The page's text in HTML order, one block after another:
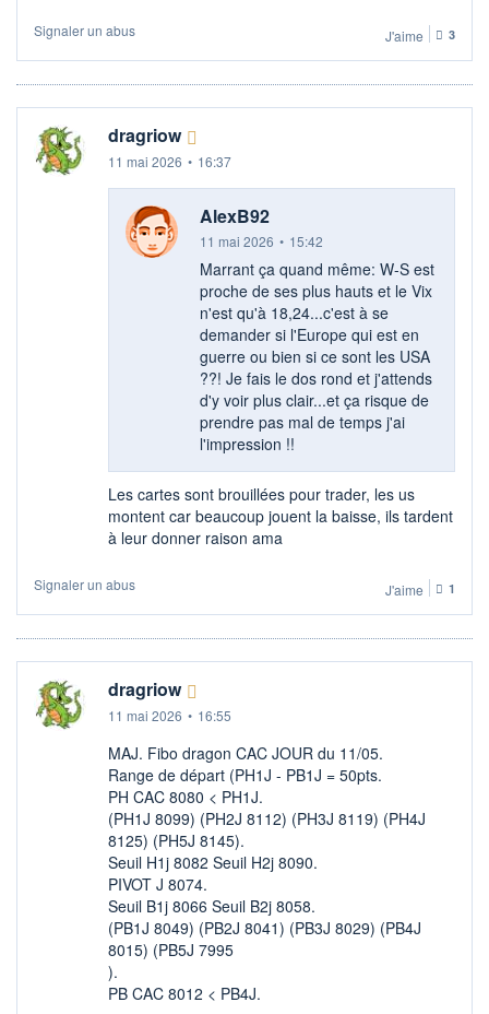
Signaler un abus J'aime 3
dragriow
11 mai 2026 • 16:37
AlexB92
11 mai 2026 • 15:42
Marrant ça quand même: W-S est
proche de ses plus hauts et le Vix
n'est qu'à 18,24...c'est à se
demander si l'Europe qui est en
guerre ou bien si ce sont les USA
??! Je fais le dos rond et j'attends
d'y voir plus clair...et ça risque de
prendre pas mal de temps j'ai
l'impression !!
Les cartes sont brouillées pour trader, les us
montent car beaucoup jouent la baisse, ils tardent
à leur donner raison ama
Signaler un abus J'aime 1
dragriow
11 mai 2026 • 16:55
MAJ. Fibo dragon CAC JOUR du 11/05.
Range de départ (PH1J - PB1J = 50pts.
PH CAC 8080 < PH1J.
(PH1J 8099) (PH2J 8112) (PH3J 8119) (PH4J
8125) (PH5J 8145).
Seuil H1j 8082 Seuil H2j 8090.
PIVOT J 8074.
Seuil B1j 8066 Seuil B2j 8058.
(PB1J 8049) (PB2J 8041) (PB3J 8029) (PB4J
8015) (PB5J 7995
).
PB CAC 8012 < PB4J.